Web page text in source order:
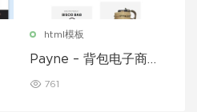
html模板
Payne – 背包电子商务
761